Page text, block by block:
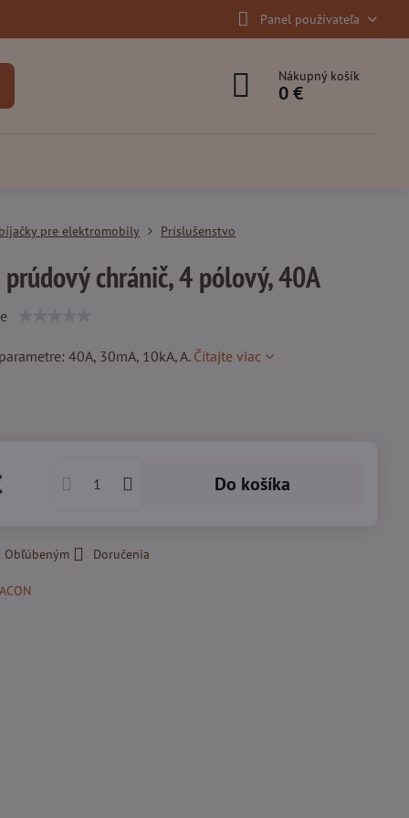
Panel používateľa
Nákupný košík
0 €
pre elektromobily Príslušenstvo
prúdový chránič, 4 pólový, 40A
40A, 30mA, 10kA, A. Čítajte viac
Do košíka
Obľúbeným Doručenia